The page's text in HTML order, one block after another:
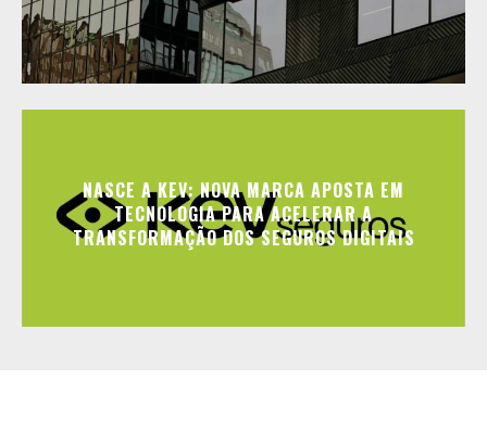
NASCE A KEV: NOVA MARCA APOSTA EM
TECNOLOGIA PARA ACELERAR A
TRANSFORMAÇÃO DOS SEGUROS DIGITAIS